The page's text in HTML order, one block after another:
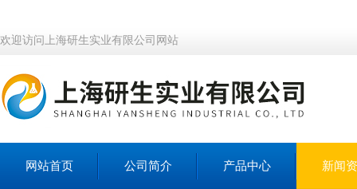
欢迎访问上海研生实业有限公司网站
网站首页 公司简介 产品中心 新闻